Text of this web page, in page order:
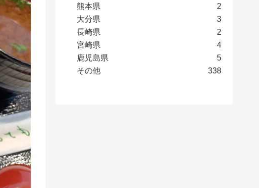
熊本県
2
大分県
3
長崎県
2
宮崎県
4
鹿児島県
5
その他
338